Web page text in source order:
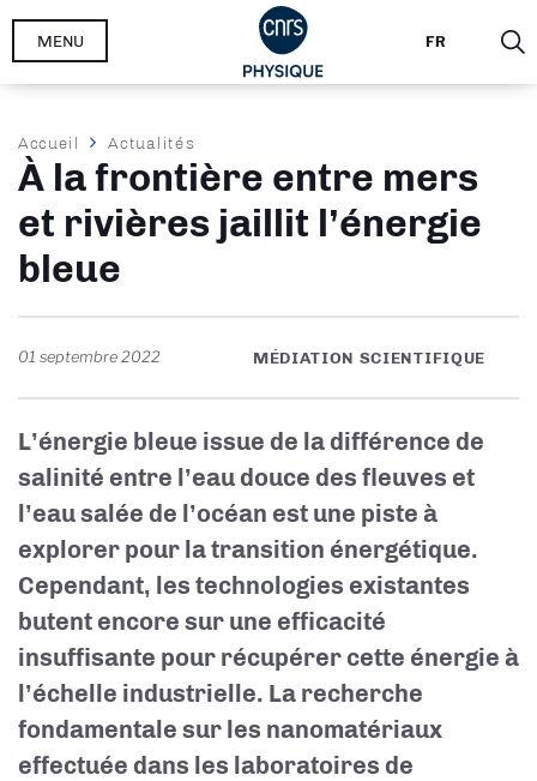
Aller
FR
MENU
Fil
d'Ariane
Accueil Actualités
À la frontière entre mers
et rivières jaillit l’énergie
bleue
01 septembre 2022 MÉDIATION SCIENTIFIQUE
L’énergie bleue issue de la différence de
salinité entre l’eau douce des fleuves et
l’eau salée de l’océan est une piste à
explorer pour la transition énergétique.
Cependant, les technologies existantes
butent encore sur une efficacité
insuffisante pour récupérer cette énergie à
l’échelle industrielle. La recherche
fondamentale sur les nanomatériaux
effectuée dans les laboratoires de